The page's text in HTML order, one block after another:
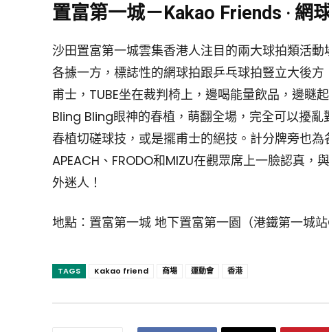
置富第一城－Kakao Friends ‧ 網
沙田置富第一城雲集香港人注目的兩大球拍類活
各據一方，標誌性的網球拍跟乒乓球拍豎立大後
甫士，TUBE坐在裁判椅上，邊喝能量飲品，邊瞇
Bling Bling眼神的春植，萌翻全場，完全可以擾
春植切磋球技，或是擺甫士的絕技。計分牌旁也
APEACH、FRODO和MIZU在觀眾席上一臉認真
外迷人！
地點：置富第一城 地下置富第一園（港鐵第一城站
TAGS Kakao friend 商場 運動會 香港